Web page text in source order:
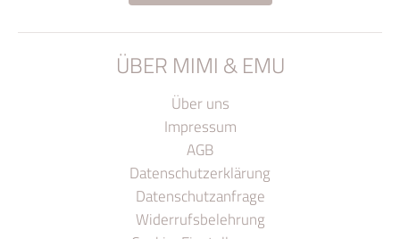
ÜBER MIMI & EMU
Über uns
Impressum
AGB
Datenschutzerklärung
Datenschutzanfrage
Widerrufsbelehrung